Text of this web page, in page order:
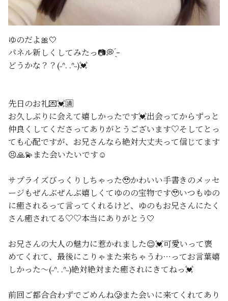
ゆのだよ🎀‎🤍
パネル新しくしてみたっ📷💭 ̖́-
どうかな？？(˶ᐢ. .ᐢ˵)💓‪
先日のお礼💌💓‪🈵
お久しぶりに会えて嬉しかったです💓出会ってからずっと
仲良くしてくださってありがとうございます♡そしてとっ
ても心配ですが、お兄さんなら絶対大丈夫って信じてます
😣🙏💫また会いたいです☺️
サプライズびっくりしちゃった🥹かわいい手書きのメッセ
ージもぜんぶぜんぶ嬉しくてゆのの宝物です🥹いつもゆの
に癒されるって言ってくれるけど、ゆのもお兄さんにたく
さん癒されてる♡♡本当にありがとう‎🤍
お兄さんの大人の魅力に惹かれました😌💓‪可愛いって褒
めてくれて、最後にこりゃまた来ちゃうわ⋯ってお言葉嬉
しかった～(˶ᐢ. .ᐢ˵)絶対絶対また癒されにきてねっ💓‪
前回ご都合合わずでごめんね🥲‎また会いに来てくれてあり